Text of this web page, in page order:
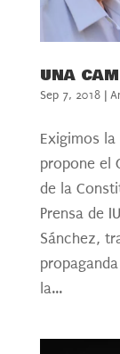
UNA
Sep 7, 2018|
Exigimos
propone el
de la
Prensa de
Sánchez,
la...